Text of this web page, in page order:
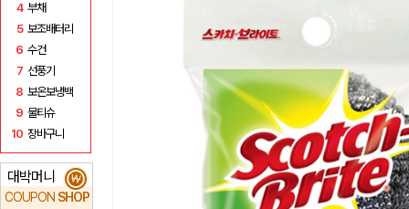
4 부채
5 보조배터리
6 수건
7 선풍기
8 보온보냉백
9 물티슈
10 장바구니
대박머니
COUPON SHOP
₩